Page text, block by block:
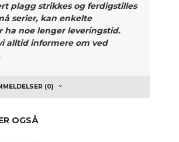
plagg strikkes og ferdigstilles
serier, kan enkelte
ha noe lenger leveringstid.
alltid informere om ved
(0)
OGSÅ